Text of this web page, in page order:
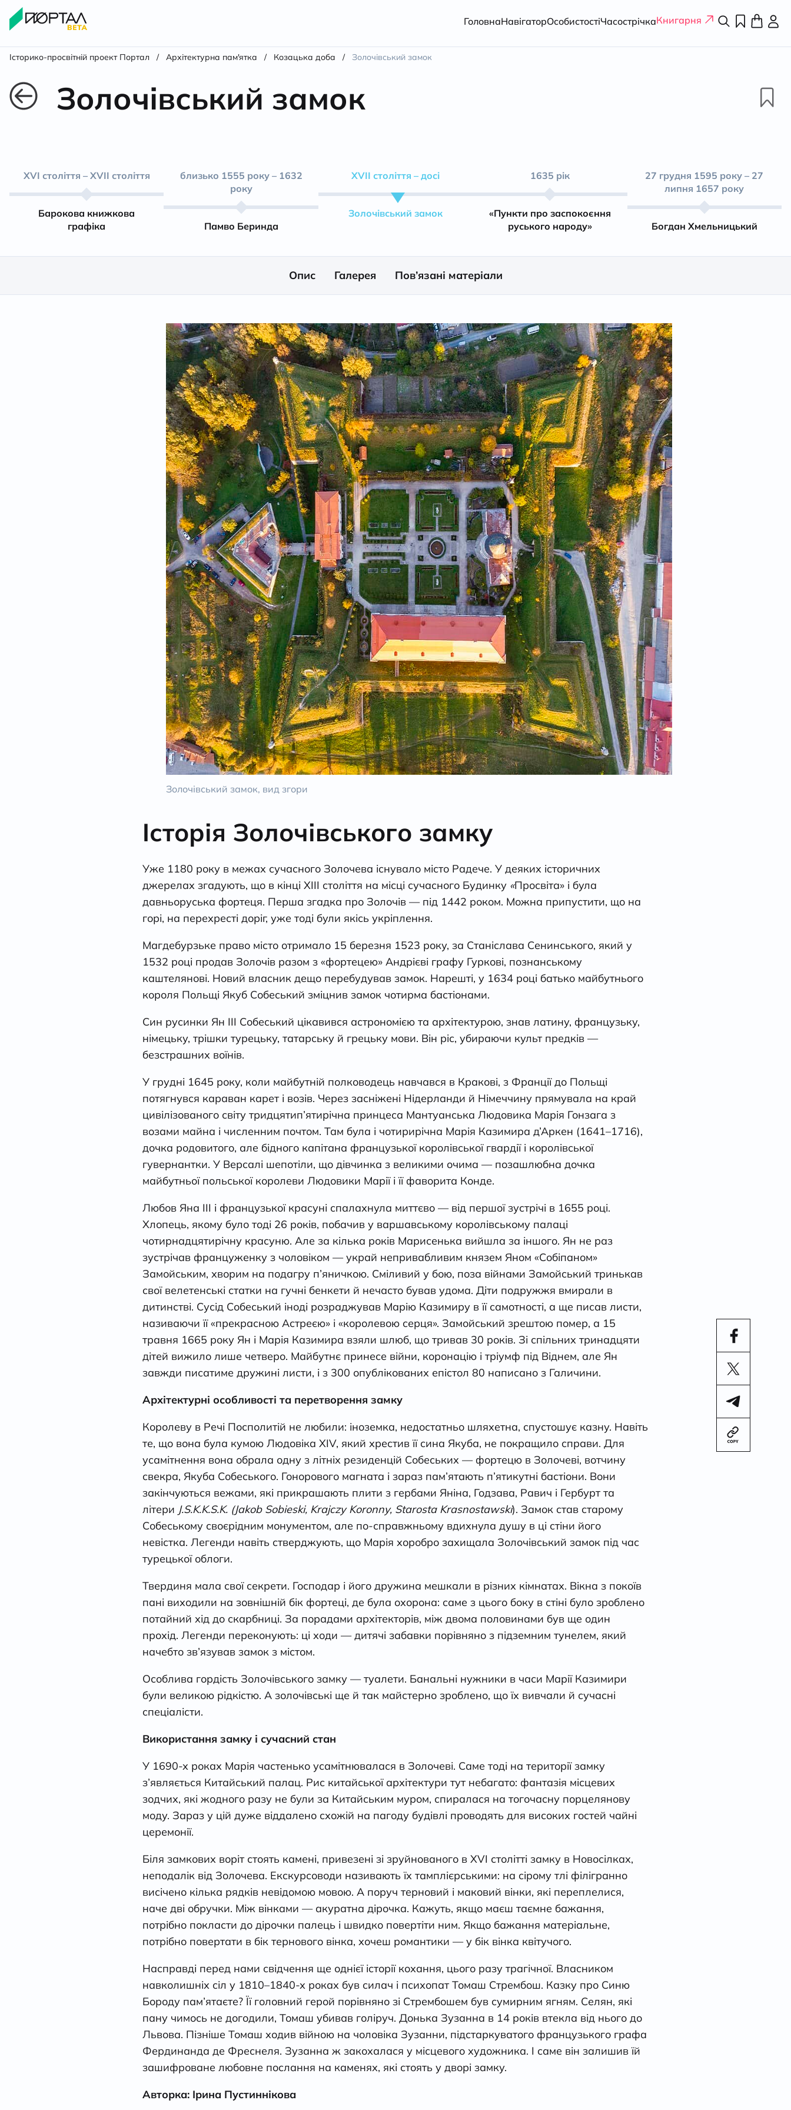
ГоловнаНавігаторОсобистостіЧасострічкаКнигарня
Історико-просвітній проект Портал / Архітектурна пам'ятка / Козацька доба / Золочівський замок
Золочівський замок
XVI століття – XVII століття
Барокова книжкова
графіка
близько 1555 року – 1632
року
Памво Беринда
XVII століття – досі
Золочівський замок
1635 рік
«Пункти про заспокоєння
руського народу»
27 грудня 1595 року – 27
липня 1657 року
Богдан Хмельницький
Опис Галерея Пов’язані матеріали
Золочівський замок, вид згори
Історія Золочівського замку
Уже 1180 року в межах сучасного Золочева існувало місто Радече. У деяких історичних
джерелах згадують, що в кінці ХІІІ століття на місці сучасного Будинку «Просвіта» і була
давньоруська фортеця. Перша згадка про Золочів — під 1442 роком. Можна припустити, що на
горі, на перехресті доріг, уже тоді були якісь укріплення.
Магдебурзьке право місто отримало 15 березня 1523 року, за Станіслава Сенинського, який у
1532 році продав Золочів разом з «фортецею» Андрієві графу Гуркові, познанському
каштелянові. Новий власник дещо перебудував замок. Нарешті, у 1634 році батько майбутнього
короля Польщі Якуб Собеський зміцнив замок чотирма бастіонами.
Син русинки Ян ІІІ Собеський цікавився астрономією та архітектурою, знав латину, французьку,
німецьку, трішки турецьку, татарську й грецьку мови. Він ріс, убираючи культ предків —
безстрашних воїнів.
У грудні 1645 року, коли майбутній полководець навчався в Кракові, з Франції до Польщі
потягнувся караван карет і возів. Через засніжені Нідерланди й Німеччину прямувала на край
цивілізованого світу тридцятип’ятирічна принцеса Мантуанська Людовика Марія Гонзага з
возами майна і численним почтом. Там була і чотирирічна Марія Казимира д’Аркен (1641–1716),
дочка родовитого, але бідного капітана французької королівської гвардії і королівської
гувернантки. У Версалі шепотіли, що дівчинка з великими очима — позашлюбна дочка
майбутньої польської королеви Людовики Марії і її фаворита Конде.
Любов Яна ІІІ і французької красуні спалахнула миттєво — від першої зустрічі в 1655 році.
Хлопець, якому було тоді 26 років, побачив у варшавському королівському палаці
чотирнадцятирічну красуню. Але за кілька років Марисенька вийшла за іншого. Ян не раз
зустрічав француженку з чоловіком — украй непривабливим князем Яном «Собіпаном»
Замойським, хворим на подагру п’яничкою. Сміливий у бою, поза війнами Замойський тринькав
свої велетенські статки на гучні бенкети й нечасто бував удома. Діти подружжя вмирали в
дитинстві. Сусід Собеський іноді розраджував Марію Казимиру в її самотності, а ще писав листи,
називаючи її «прекрасною Астреєю» і «королевою серця». Замойський зрештою помер, а 15
травня 1665 року Ян і Марія Казимира взяли шлюб, що тривав 30 років. Зі спільних тринадцяти
дітей вижило лише четверо. Майбутнє принесе війни, коронацію і тріумф під Віднем, але Ян
завжди писатиме дружині листи, і з 300 опублікованих епістол 80 написано з Галичини.
Архітектурні особливості та перетворення замку
Королеву в Речі Посполитій не любили: іноземка, недостатньо шляхетна, спустошує казну. Навіть
те, що вона була кумою Людовіка XIV, який хрестив її сина Якуба, не покращило справи. Для
усамітнення вона обрала одну з літніх резиденцій Собеських — фортецю в Золочеві, вотчину
свекра, Якуба Собеського. Гонорового магната і зараз пам’ятають п’ятикутні бастіони. Вони
закінчуються вежами, які прикрашають плити з гербами Яніна, Годзава, Равич і Гербурт та
літери J.S.K.K.S.K. (Jakob Sobieski, Krajczy Koronny, Starosta Krasnostawski). Замок став старому
Собеському своєрідним монументом, але по-справжньому вдихнула душу в ці стіни його
невістка. Легенди навіть стверджують, що Марія хоробро захищала Золочівський замок під час
турецької облоги.
Твердиня мала свої секрети. Господар і його дружина мешкали в різних кімнатах. Вікна з покоїв
пані виходили на зовнішній бік фортеці, де була охорона: саме з цього боку в стіні було зроблено
потайний хід до скарбниці. За порадами архітекторів, між двома половинами був ще один
прохід. Легенди переконують: ці ходи — дитячі забавки порівняно з підземним тунелем, який
начебто зв’язував замок з містом.
Особлива гордість Золочівського замку — туалети. Банальні нужники в часи Марії Казимири
були великою рідкістю. А золочівські ще й так майстерно зроблено, що їх вивчали й сучасні
спеціалісти.
Використання замку і сучасний стан
У 1690-х роках Марія частенько усамітнювалася в Золочеві. Саме тоді на території замку
з’являється Китайський палац. Рис китайської архітектури тут небагато: фантазія місцевих
зодчих, які жодного разу не були за Китайським муром, спиралася на тогочасну порцелянову
моду. Зараз у цій дуже віддалено схожій на пагоду будівлі проводять для високих гостей чайні
церемонії.
Біля замкових воріт стоять камені, привезені зі зруйнованого в XVI столітті замку в Новосілках,
неподалік від Золочева. Екскурсоводи називають їх тамплієрськими: на сірому тлі філігранно
висічено кілька рядків невідомою мовою. А поруч терновий і маковий вінки, які переплелися,
наче дві обручки. Між вінками — акуратна дірочка. Кажуть, якщо маєш таємне бажання,
потрібно покласти до дірочки палець і швидко повертіти ним. Якщо бажання матеріальне,
потрібно повертати в бік тернового вінка, хочеш романтики — у бік вінка квітучого.
Насправді перед нами свідчення ще однієї історії кохання, цього разу трагічної. Власником
навколишніх сіл у 1810–1840-х роках був силач і психопат Томаш Стрембош. Казку про Синю
Бороду пам’ятаєте? Її головний герой порівняно зі Стрембошем був сумирним ягням. Селян, які
пану чимось не догодили, Томаш убивав голіруч. Донька Зузанна в 14 років втекла від нього до
Львова. Пізніше Томаш ходив війною на чоловіка Зузанни, підстаркуватого французького графа
Фердинанда де Фреснеля. Зузанна ж закохалася у місцевого художника. І саме він залишив їй
зашифроване любовне послання на каменях, які стоять у дворі замку.
Авторка: Ірина Пустиннікова